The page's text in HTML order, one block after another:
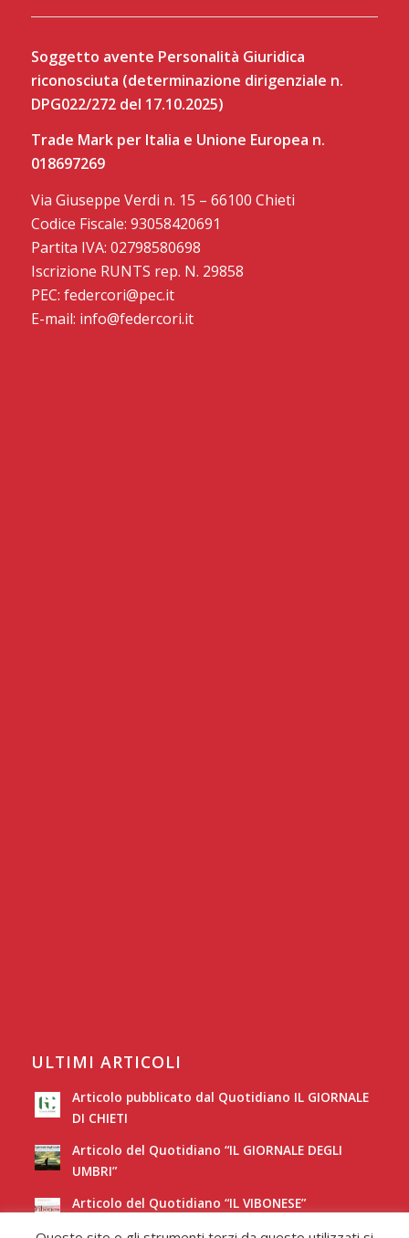
Soggetto avente Personalità Giuridica
riconosciuta (determinazione dirigenziale n.
DPG022/272 del 17.10.2025)
Trade Mark per Italia e Unione Europea n.
018697269
Via Giuseppe Verdi n. 15 – 66100 Chieti
Codice Fiscale: 93058420691
Partita IVA: 02798580698
Iscrizione RUNTS rep. N. 29858
PEC: federcori@pec.it
E-mail: info@federcori.it
ULTIMI ARTICOLI
Articolo pubblicato dal Quotidiano IL GIORNALE
DI CHIETI
Articolo del Quotidiano “IL GIORNALE DEGLI
UMBRI”
Articolo del Quotidiano “IL VIBONESE”